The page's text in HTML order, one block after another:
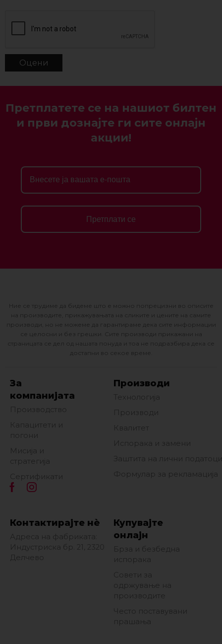
Претплатете се на нашиот билтен
и први дознајте ги сите онлајн
акции!
Претплати се
Ние се трудиме да бидеме што е можно попрецизни во описите
на производите, прикажувањата на сликите и цените на самите
производи, но не можеме да гарантираме дека сите информации
се целосни и без грешки. Сите производи прикажани на
страницата се дел од нашата понуда и тоа не подразбира дека се
достапни во секое време.
За
компанијата
Производство
Капацитети и
погони
Мисија и
стратегија
Сертификати
Производи
Технологија
Производи
Квалитет
Испорака и замени
Заштита на лични податоци
Формулар за рекламација
Контактирајте нè
Адреса на фабриката:
Индустриска бр. 21, 2320
Делчево
Купувајте
онлајн
Брза и безбедна
испорака
Совети за
одржување на
производите
Често поставувани
прашања